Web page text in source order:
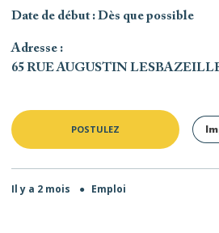
Date de début: Dès que possible
Adresse :
65 RUE AUGUSTIN
POSTULEZ
Il y a 2 mois ● Emploi